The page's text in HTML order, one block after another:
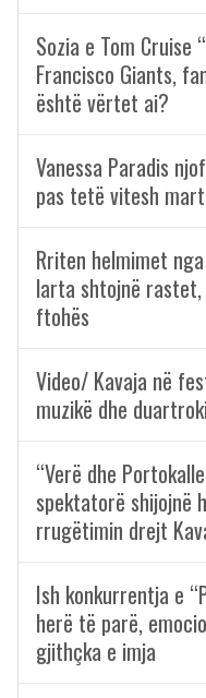
Sozia e Tom Cruise
Francisco Giants,
është vërtet ai?
Vanessa Paradis
pas tetë vitesh
Rriten helmimet
larta shtojnë rastet,
ftohës
Video/ Kavaja në
muzikë dhe
“Verë dhe
spektatorë shijojnë
rrugëtimin drejt
Ish konkurrentja e
herë të parë,
gjithçka e imja